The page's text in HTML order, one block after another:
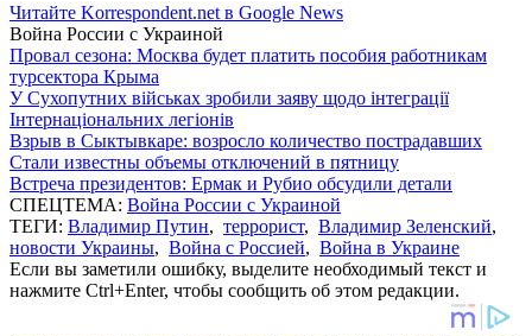
Читайте Korrespondent.net в Google News
Война России с Украиной
Провал сезона: Москва будет платить пособия работникам
турсектора Крыма
У Сухопутних військах зробили заяву щодо інтеграції
Інтернаціональних легіонів
Взрыв в Сыктывкаре: возросло количество пострадавших
Стали известны объемы отключений в пятницу
Встреча президентов: Ермак и Рубио обсудили детали
СПЕЦТЕМА: Война России с Украиной
ТЕГИ: Владимир Путин, террорист, Владимир Зеленский,
новости Украины, Война с Россией, Война в Украине
Если вы заметили ошибку, выделите необходимый текст и
нажмите Ctrl+Enter, чтобы сообщить об этом редакции.